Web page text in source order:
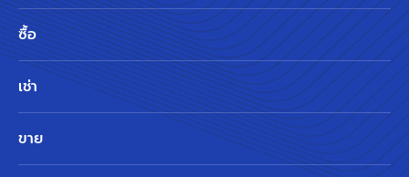
ซื้อ
เช่า
ขาย